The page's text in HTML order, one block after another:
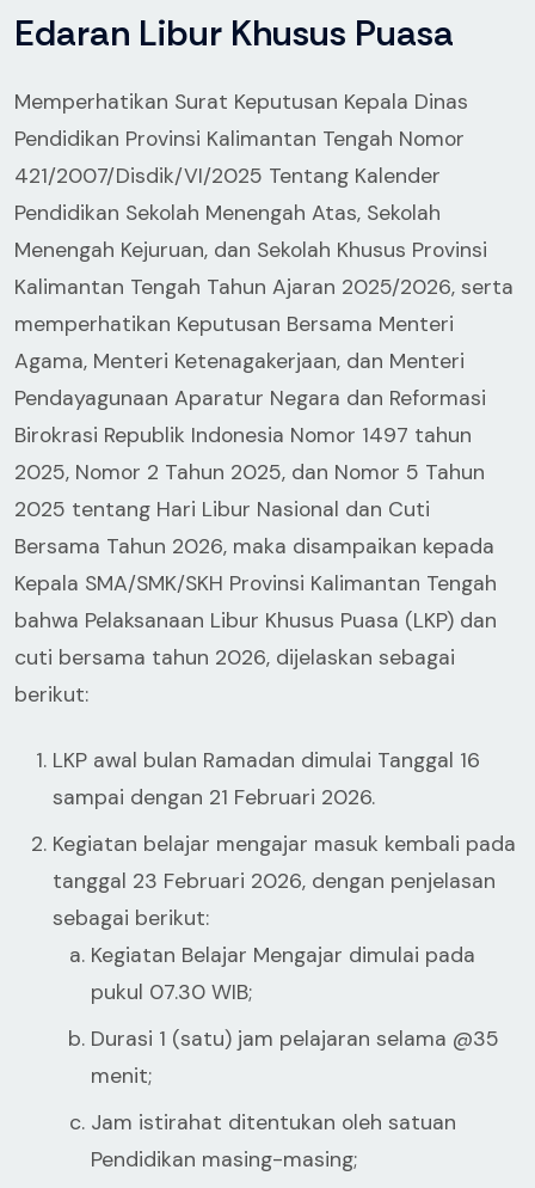
Edaran Libur Khusus Puasa
Memperhatikan Surat Keputusan Kepala Dinas
Pendidikan Provinsi Kalimantan Tengah Nomor
421/2007/Disdik/VI/2025 Tentang Kalender
Pendidikan Sekolah Menengah Atas, Sekolah
Menengah Kejuruan, dan Sekolah Khusus Provinsi
Kalimantan Tengah Tahun Ajaran 2025/2026, serta
memperhatikan Keputusan Bersama Menteri
Agama, Menteri Ketenagakerjaan, dan Menteri
Pendayagunaan Aparatur Negara dan Reformasi
Birokrasi Republik Indonesia Nomor 1497 tahun
2025, Nomor 2 Tahun 2025, dan Nomor 5 Tahun
2025 tentang Hari Libur Nasional dan Cuti
Bersama Tahun 2026, maka disampaikan kepada
Kepala SMA/SMK/SKH Provinsi Kalimantan Tengah
bahwa Pelaksanaan Libur Khusus Puasa (LKP) dan
cuti bersama tahun 2026, dijelaskan sebagai
berikut:
LKP awal bulan Ramadan dimulai Tanggal 16
sampai dengan 21 Februari 2026.
Kegiatan belajar mengajar masuk kembali pada
tanggal 23 Februari 2026, dengan penjelasan
sebagai berikut:
Kegiatan Belajar Mengajar dimulai pada
pukul 07.30 WIB;
Durasi 1 (satu) jam pelajaran selama @35
menit;
Jam istirahat ditentukan oleh satuan
Pendidikan masing-masing;